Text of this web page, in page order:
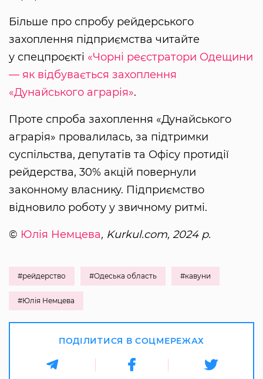
Більше про спробу рейдерського
захоплення підприємства читайте
у спецпроєкті «Чорні реєстратори Одещини
— як відбувається захоплення
«Дунайського аграрія».
Проте спроба захоплення «Дунайського
аграрія» провалилась, за підтримки
суспільства, депутатів та Офісу протидії
рейдерства, 30% акцій повернули
законному власнику. Підприємство
відновило роботу у звичному ритмі.
© Юлія Немцева, Kurkul.com, 2024 р.
#рейдерство #Одеська область #кавуни
#Юлія Немцева
ПОДІЛИТИСЯ В СОЦМЕРЕЖАХ